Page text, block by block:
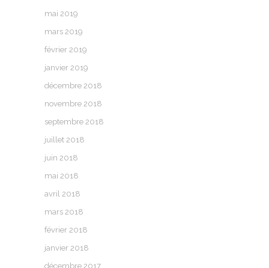
mai 2019
mars 2019
février 2019
janvier 2019
décembre 2018
novembre 2018
septembre 2018
juillet 2018
juin 2018
mai 2018
avril 2018
mars 2018
février 2018
janvier 2018
décembre 2017